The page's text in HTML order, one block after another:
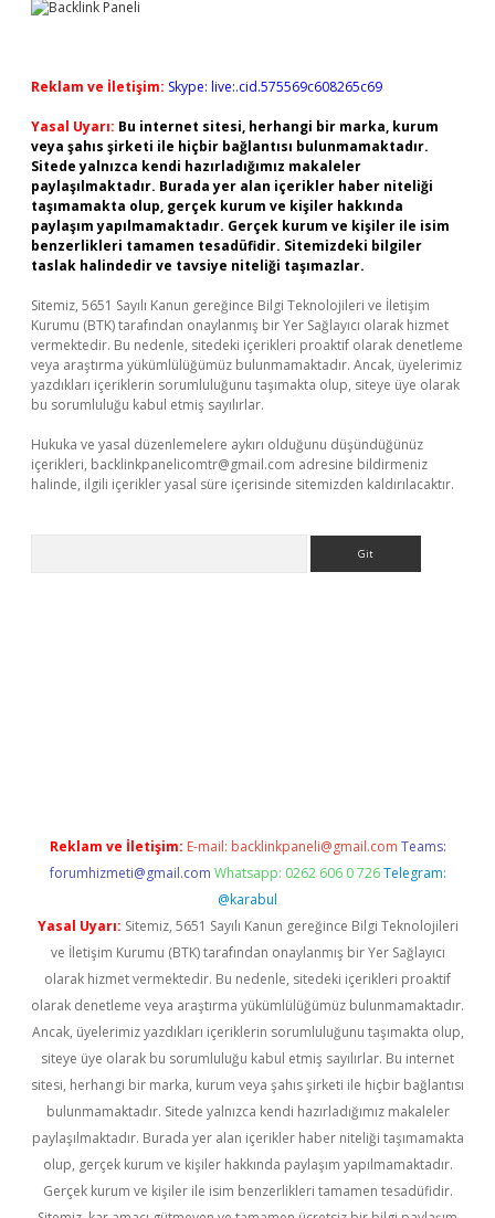
Reklam ve İletişim: Skype: live:.cid.575569c608265c69
Yasal Uyarı: Bu internet sitesi, herhangi bir marka, kurum
veya şahıs şirketi ile hiçbir bağlantısı bulunmamaktadır.
Sitede yalnızca kendi hazırladığımız makaleler
paylaşılmaktadır. Burada yer alan içerikler haber niteliği
taşımamakta olup, gerçek kurum ve kişiler hakkında
paylaşım yapılmamaktadır. Gerçek kurum ve kişiler ile isim
benzerlikleri tamamen tesadüfidir. Sitemizdeki bilgiler
taslak halindedir ve tavsiye niteliği taşımazlar.
Sitemiz, 5651 Sayılı Kanun gereğince Bilgi Teknolojileri ve İletişim
Kurumu (BTK) tarafından onaylanmış bir Yer Sağlayıcı olarak hizmet
vermektedir. Bu nedenle, sitedeki içerikleri proaktif olarak denetleme
veya araştırma yükümlülüğümüz bulunmamaktadır. Ancak, üyelerimiz
yazdıkları içeriklerin sorumluluğunu taşımakta olup, siteye üye olarak
bu sorumluluğu kabul etmiş sayılırlar.
Hukuka ve yasal düzenlemelere aykırı olduğunu düşündüğünüz
içerikleri, backlinkpanelicomtr@gmail.com adresine bildirmeniz
halinde, ilgili içerikler yasal süre içerisinde sitemizden kaldırılacaktır.
Reklam ve İletişim: E-mail: backlinkpaneli@gmail.com Teams:
forumhizmeti@gmail.com Whatsapp: 0262 606 0 726 Telegram:
@karabul
Yasal Uyarı: Sitemiz, 5651 Sayılı Kanun gereğince Bilgi Teknolojileri
ve İletişim Kurumu (BTK) tarafından onaylanmış bir Yer Sağlayıcı
olarak hizmet vermektedir. Bu nedenle, sitedeki içerikleri proaktif
olarak denetleme veya araştırma yükümlülüğümüz bulunmamaktadır.
Ancak, üyelerimiz yazdıkları içeriklerin sorumluluğunu taşımakta olup,
siteye üye olarak bu sorumluluğu kabul etmiş sayılırlar. Bu internet
sitesi, herhangi bir marka, kurum veya şahıs şirketi ile hiçbir bağlantısı
bulunmamaktadır. Sitede yalnızca kendi hazırladığımız makaleler
paylaşılmaktadır. Burada yer alan içerikler haber niteliği taşımamakta
olup, gerçek kurum ve kişiler hakkında paylaşım yapılmamaktadır.
Gerçek kurum ve kişiler ile isim benzerlikleri tamamen tesadüfidir.